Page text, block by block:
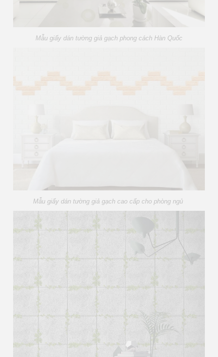
Mẫu giấy dán tường giả gạch phong cách Hàn Quốc
Mẫu giấy dán tường giả gạch cao cấp cho phòng ngủ